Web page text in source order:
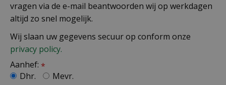
vragen via de e-mail beantwoorden wij op werkdagen
altijd zo snel mogelijk.
Wij slaan uw gegevens secuur op conform onze
privacy policy.
Aanhef: *
Dhr.
Mevr.